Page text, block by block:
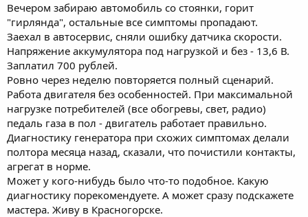
Вечером забираю автомобиль со стоянки, горит
"гирлянда", остальные все симптомы пропадают.
Заехал в автосервис, сняли ошибку датчика скорости.
Напряжение аккумулятора под нагрузкой и без - 13,6 В.
Заплатил 700 рублей.
Ровно через неделю повторяется полный сценарий.
Работа двигателя без особенностей. При максимальной
нагрузке потребителей (все обогревы, свет, радио)
педаль газа в пол - двигатель работает правильно.
Диагностику генератора при схожих симптомах делали
полтора месяца назад, сказали, что почистили контакты,
агрегат в норме.
Может у кого-нибудь было что-то подобное. Какую
диагностику порекомендуете. А может сразу подскажете
мастера. Живу в Красногорске.